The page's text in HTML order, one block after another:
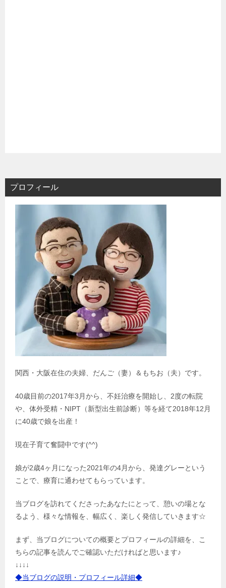
プロフィール
関西・大阪在住の夫婦、だんご（妻）＆もちお（夫）です。
40歳目前の2017年3月から、不妊治療を開始し、2度の転院
や、体外受精・NIPT（新型出生前診断）等を経て2018年12月
に40歳で娘を出産！
現在子育て奮闘中です(^^)
娘が2歳4ヶ月になった2021年の4月から、発達グレーという
ことで、療育に通わせてもらっています。
当ブログを訪れてくださったあなたにとって、憩いの場とな
るよう、様々な情報を、幅広く、楽しく発信していきます☆
まず、当ブログについての概要とプロフィールの詳細を、こ
ちらの記事を読んでご確認いただければと思います♪
↓↓↓↓
◆当ブログの説明・プロフィール詳細◆